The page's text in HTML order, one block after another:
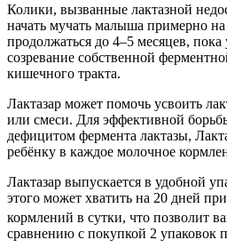
Колики, вызванные лактазной
начать мучать малыша примерно
продолжаться до 4–5 месяцев,
созревание собственной
кишечного тракта.
Лактазар может помочь усвоить
или смеси. Для эффективной
дефицитом фермента лактазы,
ребёнку в каждое молочное
Лактазар выпускается в удобной
этого может хватить на 20 дней
кормлений в сутки, что позволит
сравнению с покупкой 2 упаковок